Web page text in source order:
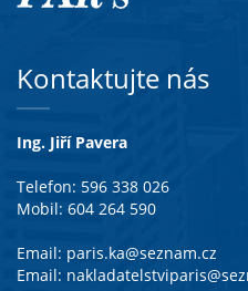
Kontaktujte nás
Ing. Jiří Pavera
Telefon: 596 338 026
Mobil: 604 264 590
Email: paris.ka@seznam.cz
Email: